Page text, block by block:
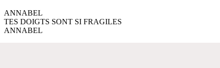
ANNABEL
TES DOIGTS SONT SI FRAGILES
ANNABEL